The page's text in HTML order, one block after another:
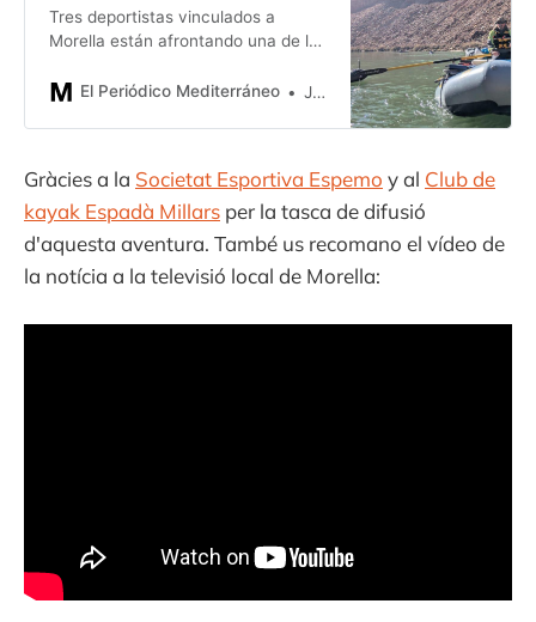
Tres deportistas vinculados a
Morella están afrontando una de las
mundo, descendiendo el Gran
El Periódico Mediterráneo Javier Ortí
Gràcies a la Societat Esportiva Espemo y al Club de
kayak Espadà Millars per la tasca de difusió
d'aquesta aventura. També us recomano el vídeo de
la notícia a la televisió local de Morella: